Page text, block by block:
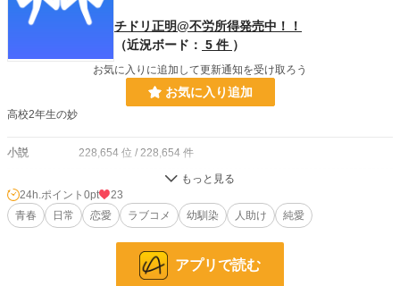
チドリ正明@不労所得発売中！！
（近況ボード： 5 件 ）
お気に入りに追加して更新通知を受け取ろう
お気に入り追加
高校2年生の妙
小説 228,654 位 / 228,654 件
お気に入り 5
24h.ポイント 0pt
23
青春
日常 恋愛 ラブコメ 幼馴染 人助け 純愛
アプリで読む